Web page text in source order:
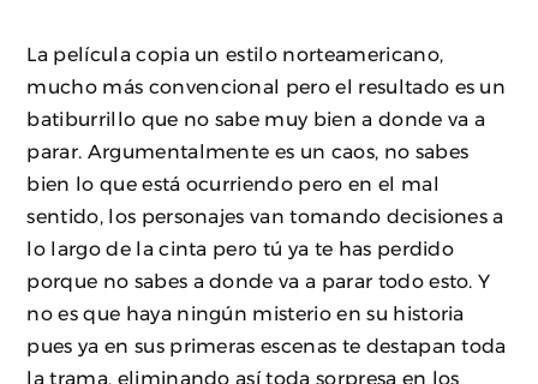
La película copia un estilo norteamericano,
mucho más convencional pero el resultado es un
batiburrillo que no sabe muy bien a donde va a
parar. Argumentalmente es un caos, no sabes
bien lo que está ocurriendo pero en el mal
sentido, los personajes van tomando decisiones a
lo largo de la cinta pero tú ya te has perdido
porque no sabes a donde va a parar todo esto. Y
no es que haya ningún misterio en su historia
pues ya en sus primeras escenas te destapan toda
la trama, eliminando así toda sorpresa en los